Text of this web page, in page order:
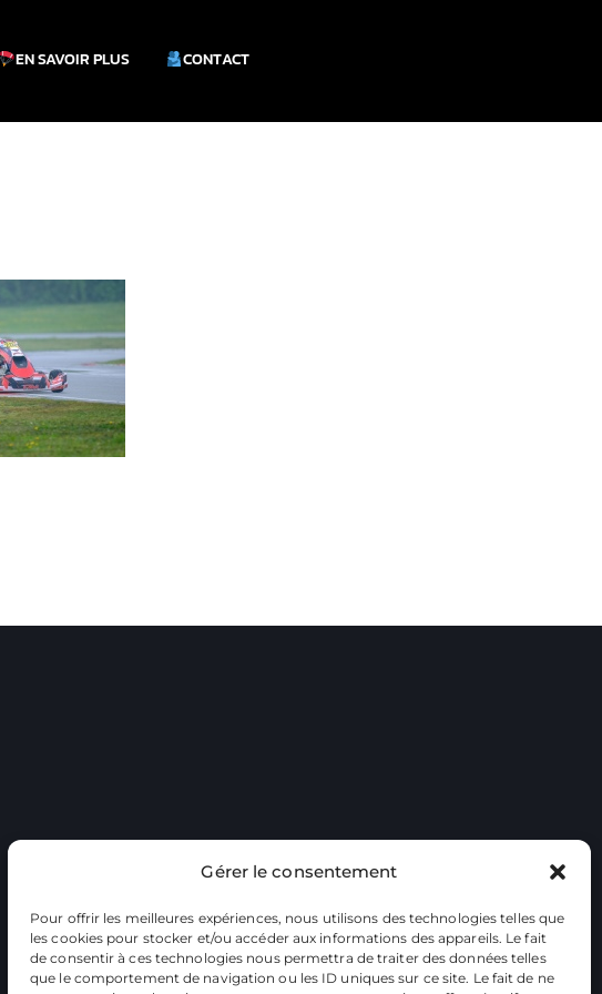
Gérer le consentement
Pour offrir les meilleures expériences, nous utilisons des technologies telles que
les cookies pour stocker et/ou accéder aux informations des appareils. Le fait
de consentir à ces technologies nous permettra de traiter des données telles
que le comportement de navigation ou les ID uniques sur ce site. Le fait de ne
EN SAVOIR PLUS CONTACT